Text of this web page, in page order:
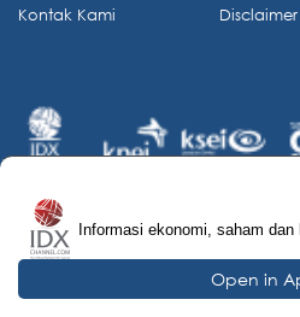
Kontak Kami
Disclaimer
© 2026 IDX Channel. All
Informasi ekonomi, saham dan
Open in